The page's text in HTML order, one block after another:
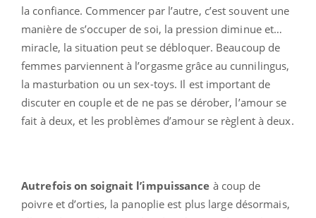
la confiance. Commencer par l’autre, c’est souvent une
manière de s’occuper de soi, la pression diminue et…
miracle, la situation peut se débloquer. Beaucoup de
femmes parviennent à l’orgasme grâce au cunnilingus,
la masturbation ou un sex-toys. Il est important de
discuter en couple et de ne pas se dérober, l’amour se
fait à deux, et les problèmes d’amour se règlent à deux.
Autrefois on soignait l’impuissance à coup de
poivre et d’orties, la panoplie est plus large désormais,